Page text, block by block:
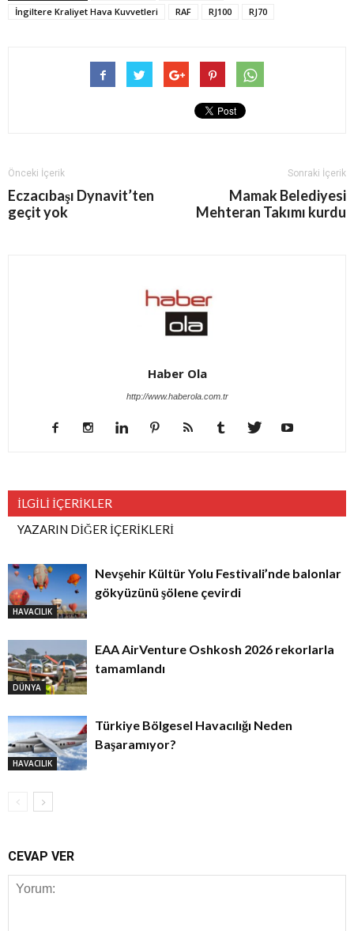
İngiltere Kraliyet Hava Kuvvetleri
RAF RJ100 RJ70
Önceki İçerik
Eczacıbaşı Dynavit’ten
geçit yok
Sonraki İçerik
Mamak Belediyesi
Mehteran Takımı kurdu
Haber Ola
http://www.haberola.com.tr
İLGİLİ İÇERİKLER
YAZARIN DİĞER İÇERİKLERİ
HAVACILIK
Nevşehir Kültür Yolu Festivali’nde balonlar
gökyüzünü şölene çevirdi
DÜNYA
EAA AirVenture Oshkosh 2026 rekorlarla
tamamlandı
HAVACILIK
Türkiye Bölgesel Havacılığı Neden
Başaramıyor?
CEVAP VER